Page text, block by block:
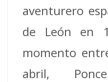
aventurero
de León en
momento
abril,